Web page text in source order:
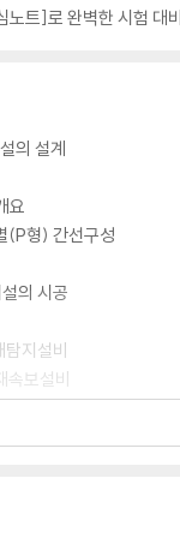
노트]로 완벽한 시험 대
의 설계
요
형) 간선구성
의 시공
지설비
보설비
기
조설비